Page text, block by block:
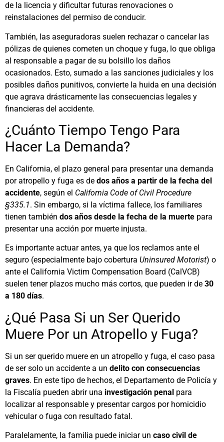
de la licencia y dificultar futuras renovaciones o
reinstalaciones del permiso de conducir.
También, las aseguradoras suelen rechazar o cancelar las
pólizas de quienes cometen un choque y fuga, lo que obliga
al responsable a pagar de su bolsillo los daños
ocasionados. Esto, sumado a las sanciones judiciales y los
posibles daños punitivos, convierte la huida en una decisión
que agrava drásticamente las consecuencias legales y
financieras del accidente.
¿Cuánto Tiempo Tengo Para
Hacer La Demanda?
En California, el plazo general para presentar una demanda
por atropello y fuga es de dos años a partir de la fecha del
accidente, según el California Code of Civil Procedure
§335.1. Sin embargo, si la víctima fallece, los familiares
tienen también dos años desde la fecha de la muerte para
presentar una acción por muerte injusta.
Es importante actuar antes, ya que los reclamos ante el
seguro (especialmente bajo cobertura Uninsured Motorist) o
ante el California Victim Compensation Board (CalVCB)
suelen tener plazos mucho más cortos, que pueden ir de 30
a 180 días.
¿Qué Pasa Si un Ser Querido
Muere Por un Atropello y Fuga?
Si un ser querido muere en un atropello y fuga, el caso pasa
de ser solo un accidente a un delito con consecuencias
graves. En este tipo de hechos, el Departamento de Policía y
la Fiscalía pueden abrir una investigación penal para
localizar al responsable y presentar cargos por homicidio
vehicular o fuga con resultado fatal.
Paralelamente, la familia puede iniciar un caso civil de